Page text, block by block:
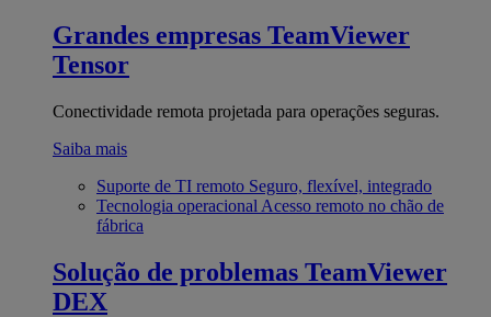
Grandes empresas TeamViewer
Tensor
Conectividade remota projetada para operações seguras.
Saiba mais
Suporte de TI remoto Seguro, flexível, integrado
Tecnologia operacional Acesso remoto no chão de
fábrica
Solução de problemas TeamViewer
DEX